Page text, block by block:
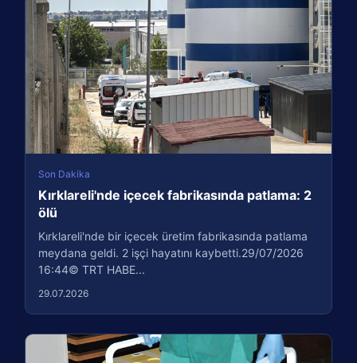
Son Dakika
Kırklareli'nde içecek fabrikasında patlama: 2
ölü
Kırklareli'nde bir içecek üretim fabrikasında patlama
meydana geldi. 2 işçi hayatını kaybetti.29/07/2026
16:44© TRT HABE...
29.07.2026